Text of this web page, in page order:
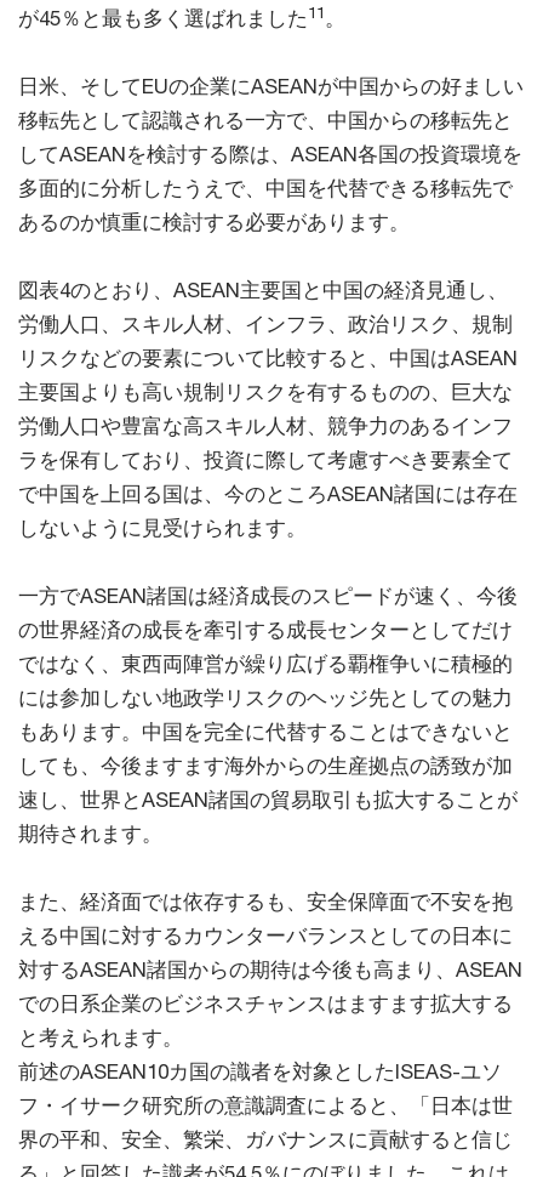
が45％と最も多く選ばれました11。
日米、そしてEUの企業にASEANが中国からの好ましい
移転先として認識される一方で、中国からの移転先と
してASEANを検討する際は、ASEAN各国の投資環境を
多面的に分析したうえで、中国を代替できる移転先で
あるのか慎重に検討する必要があります。
図表4のとおり、ASEAN主要国と中国の経済見通し、
労働人口、スキル人材、インフラ、政治リスク、規制
リスクなどの要素について比較すると、中国はASEAN
主要国よりも高い規制リスクを有するものの、巨大な
労働人口や豊富な高スキル人材、競争力のあるインフ
ラを保有しており、投資に際して考慮すべき要素全て
で中国を上回る国は、今のところASEAN諸国には存在
しないように見受けられます。
一方でASEAN諸国は経済成長のスピードが速く、今後
の世界経済の成長を牽引する成長センターとしてだけ
ではなく、東西両陣営が繰り広げる覇権争いに積極的
には参加しない地政学リスクのヘッジ先としての魅力
もあります。中国を完全に代替することはできないと
しても、今後ますます海外からの生産拠点の誘致が加
速し、世界とASEAN諸国の貿易取引も拡大することが
期待されます。
また、経済面では依存するも、安全保障面で不安を抱
える中国に対するカウンターバランスとしての日本に
対するASEAN諸国からの期待は今後も高まり、ASEAN
での日系企業のビジネスチャンスはますます拡大する
と考えられます。
前述のASEAN10カ国の識者を対象としたISEAS-ユソ
フ・イサーク研究所の意識調査によると、「日本は世
界の平和、安全、繁栄、ガバナンスに貢献すると信じ